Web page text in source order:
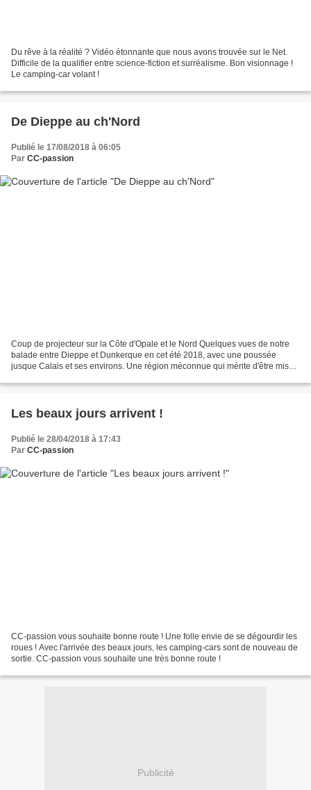
Du rêve à la réalité ? Vidéo étonnante que nous avons trouvée sur le Net.
Difficile de la qualifier entre science-fiction et surréalisme. Bon visionnage !
Le camping-car volant !
De Dieppe au ch'Nord
Publié le 17/08/2018 à 06:05
Par CC-passion
Coup de projecteur sur la Côte d'Opale et le Nord Quelques vues de notre
balade entre Dieppe et Dunkerque en cet été 2018, avec une poussée
jusque Calais et ses environs. Une région méconnue qui mérite d'être mise
Les beaux jours arrivent !
Publié le 28/04/2018 à 17:43
Par CC-passion
CC-passion vous souhaite bonne route ! Une folle envie de se dégourdir les
roues ! Avec l'arrivée des beaux jours, les camping-cars sont de nouveau de
sortie. CC-passion vous souhaite une très bonne route !
Publicité